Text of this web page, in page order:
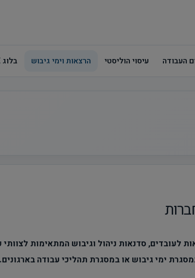
העבודה עיסוי הוליסטי הרצאות וימי גיבוש בלוג CARE
סדנאות ניהול וגיבוש המתאימות
ימי גיבוש או במסגרת תהליכי עבודה בארגונים.